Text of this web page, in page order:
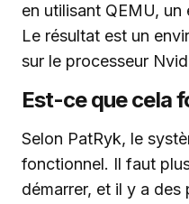
en utilisant QEMU,
Le résultat est un
sur le processeur
Est-ce que cela
Selon PatRyk, le
fonctionnel. Il faut
démarrer, et il y a